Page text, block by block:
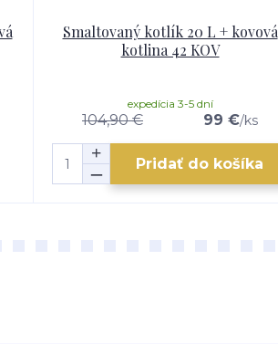
Smaltovaný kotlík 20 L + kovová
kotlina 42 KOV
104,90 € 99 €/ks
expedícia 3-5 dní
Pridať do košíka